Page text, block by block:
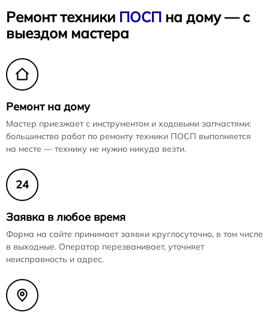
Ремонт техники ПОСП на дому — с
выездом мастера
Ремонт на дому
Мастер приезжает с инструментом и ходовыми запчастями:
большинство работ по ремонту техники ПОСП выполняется
на месте — технику не нужно никуда везти.
24
Заявка в любое время
Форма на сайте принимает заявки круглосуточно, в том числе
в выходные. Оператор перезванивает, уточняет
неисправность и адрес.